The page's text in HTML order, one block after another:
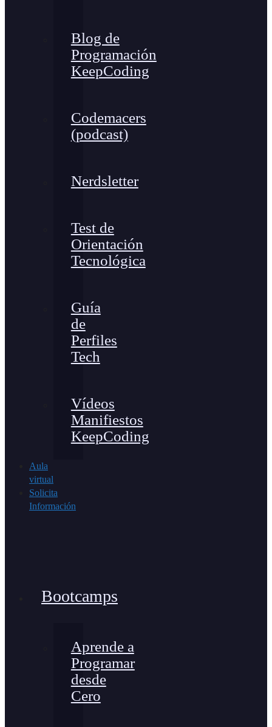
Blog de
Programación
KeepCoding
Codemacers
(podcast)
Nerdsletter
Test de
Orientación
Tecnológica
Guía
de
Perfiles
Tech
Vídeos
Manifiestos
KeepCoding
Aula
virtual
Solicita
Información
Bootcamps
Aprende a
Programar
desde
Cero